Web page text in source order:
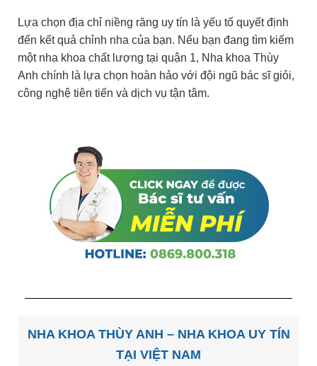
Lựa chọn địa chỉ niềng răng uy tín là yếu tố quyết định
đến kết quả chỉnh nha của bạn. Nếu bạn đang tìm kiếm
một nha khoa chất lượng tại quận 1, Nha khoa Thùy
Anh chính là lựa chọn hoàn hảo với đội ngũ bác sĩ giỏi,
công nghệ tiên tiến và dịch vụ tận tâm.
NHA KHOA THÙY ANH – NHA KHOA UY TÍN
TẠI VIỆT NAM